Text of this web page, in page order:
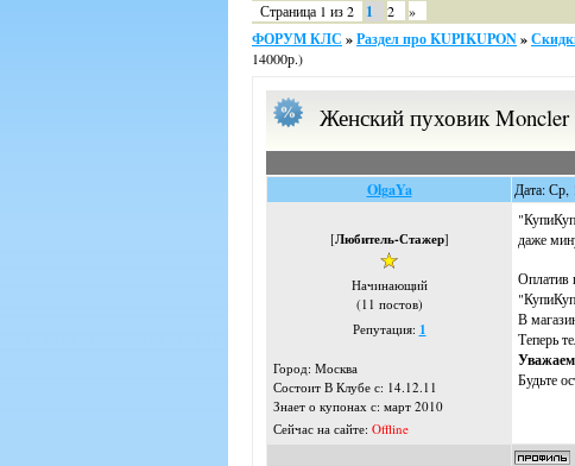
Страница 1 из2 1 2 »
ФОРУМ КЛС »Раздел про KUPIKUPON»
14000р.)
Женский пуховик Moncler
OlgaYa Дата: Ср,
[Любитель-Стажер]
Начинающий
(11 постов)
Репутация: 1
Город: Москва
Состоит В Клубе с: 14.12.11
Знает о купонах с: март 2010
Сейчас на сайте: Offline
даже
Оплатив
В
Теперь
Будьте